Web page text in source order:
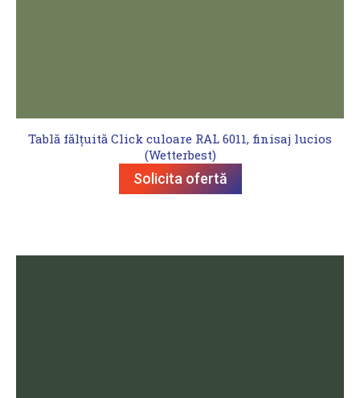
Tablă fălțuită Click culoare RAL 6011, finisaj lucios
(Wetterbest)
Solicita ofertă